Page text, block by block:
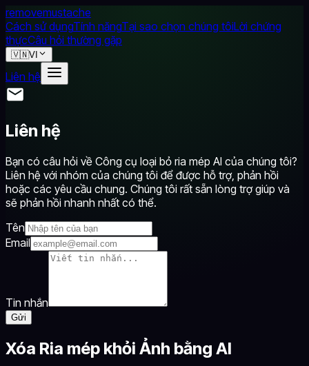
removemustache
Cách sử dụngTính năngTại sao chọn chúng tôiLời chứng
thựcCâu hỏi thường gặp
🇻🇳VI
Liên hệ
Liên hệ
Bạn có câu hỏi về Công cụ loại bỏ ria mép AI của chúng tôi?
Liên hệ với nhóm của chúng tôi để được hỗ trợ, phản hồi
hoặc các yêu cầu chung. Chúng tôi rất sẵn lòng trợ giúp và
sẽ phản hồi nhanh nhất có thể.
Tên
Email
Tin nhắn
Gửi
Xóa Ria mép khỏi Ảnh bằng AI